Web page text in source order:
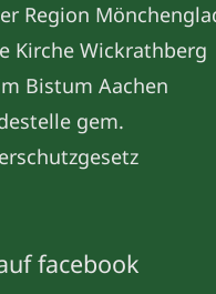
Region
Kirche Wickrathberg
Bistum Aachen
gem.
facebook